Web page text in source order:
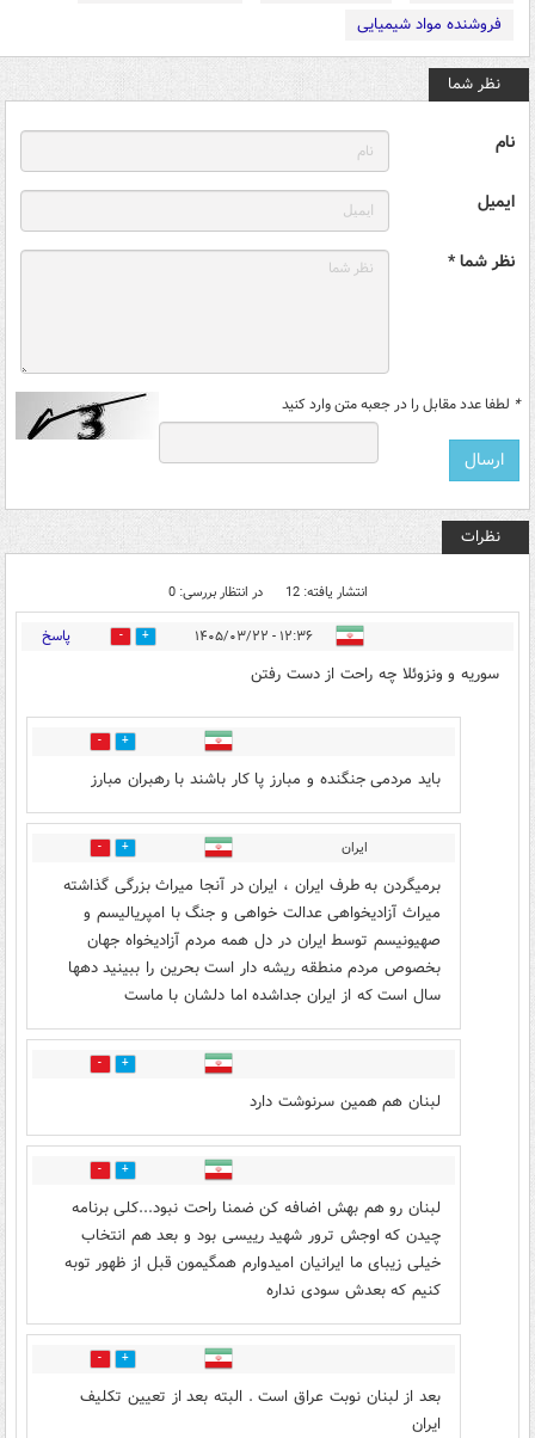
فروشنده مواد شیمیایی
نظر شما
نام
ایمیل
نظر شما *
* لطفا عدد مقابل را در جعبه متن وارد کنید
نظرات
انتشار یافته: 12 در انتظار بررسی: 0
۱۲:۳۶ - ۱۴۰۵/۰۳/۲۲ 20 پاسخ
سوریه و ونزوئلا چه راحت از دست رفتن
5
باید مردمی جنگنده و مبارز پا کار باشند با رهبران مبارز
ایران 0
برمیگردن به طرف ایران ، ایران در آنجا میراث بزرگی گذاشته
میراث آزادیخواهی عدالت خواهی و جنگ با امپریالیسم و
صهیونیسم توسط ایران در دل همه مردم آزادیخواه جهان
بخصوص مردم منطقه ریشه دار است بحرین را ببینید دهها
سال است که از ایران جداشده اما دلشان با ماست
4
لبنان هم همین سرنوشت دارد
2
لبنان رو هم بهش اضافه کن ضمنا راحت نبود...کلی برنامه
چیدن که اوجش ترور شهید رییسی بود و بعد هم انتخاب
خیلی زیبای ما ایرانیان امیدوارم همگیمون قبل از ظهور توبه
کنیم که بعدش سودی نداره
2
بعد از لبنان نوبت عراق است . البته بعد از تعیین تکلیف
ایران